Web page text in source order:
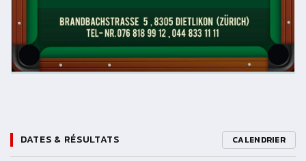
DATES & RÉSULTATS CALENDRIER